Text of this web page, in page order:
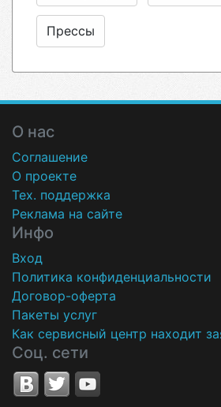
Прессы
О нас
Соглашение
О проекте
Тех. поддержка
Реклама на сайте
Инфо
Вход
Политика конфиденциальности
Договор-оферта
Пакеты услуг
Как сервисный центр находит
Соц. сети